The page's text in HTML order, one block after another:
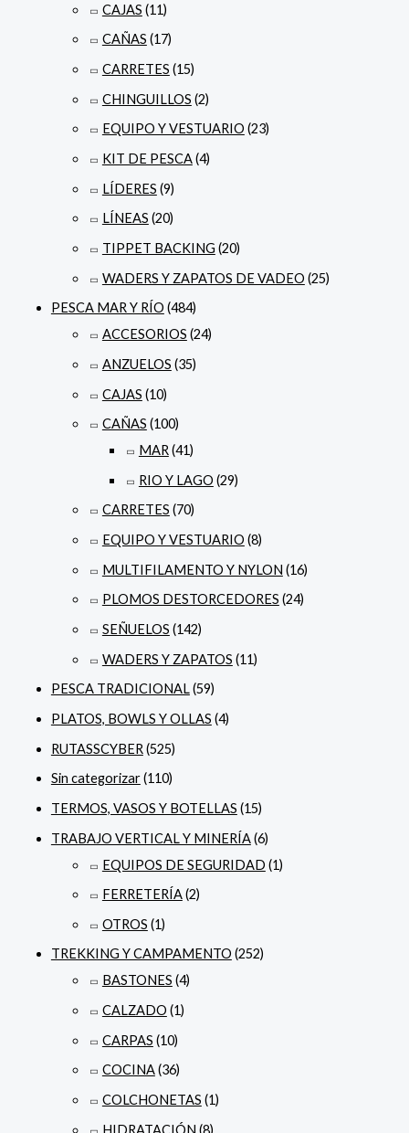
CAJAS (11)
CAÑAS (17)
CARRETES (15)
CHINGUILLOS (2)
EQUIPO Y VESTUARIO (23)
KIT DE PESCA(4)
LÍDERES (9)
LÍNEAS (20)
TIPPET BACKING (20)
WADERS Y ZAPATOS DE VADEO (25)
PESCA MAR Y RÍO (484)
ACCESORIOS (24)
ANZUELOS (35)
CAJAS (10)
CAÑAS (100)
MAR(41)
RIO Y LAGO (29)
CARRETES (70)
EQUIPO Y VESTUARIO (8)
MULTIFILAMENTO Y NYLON (16)
PLOMOS DESTORCEDORES (24)
SEÑUELOS (142)
WADERS Y ZAPATOS (11)
PESCA TRADICIONAL(59)
PLATOS, BOWLS Y OLLAS (4)
RUTASSCYBER(525)
Sin categorizar(110)
TERMOS, VASOS Y BOTELLAS (15)
TRABAJO VERTICAL Y MINERÍA(6)
EQUIPOS DE SEGURIDAD (1)
FERRETERÍA(2)
OTROS (1)
TREKKING Y CAMPAMENTO (252)
BASTONES (4)
CALZADO (1)
CARPAS (10)
COCINA(36)
COLCHONETAS (1)
HIDRATACIÓN (8)